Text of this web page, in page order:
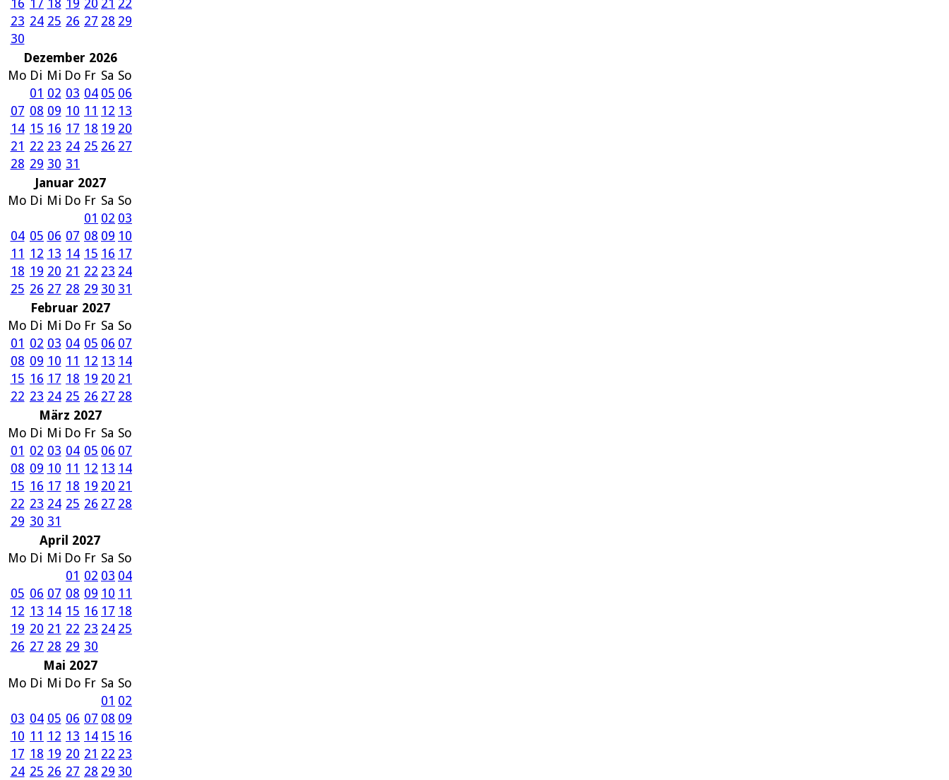
23 24 25 26 27 28 29
30
Dezember 2026
Mo Di Mi Do Fr Sa So
01 02 03 04 05 06
07 08 09 10 11 12 13
14 15 16 17 18 19 20
21 22 23 24 25 26 27
28 29 30 31
Januar 2027
Mo Di Mi Do Fr Sa So
01 02 03
04 05 06 07 08 09 10
11 12 13 14 15 16 17
18 19 20 21 22 23 24
25 26 27 28 29 30 31
Februar 2027
Mo Di Mi Do Fr Sa So
01 02 03 04 05 06 07
08 09 10 11 12 13 14
15 16 17 18 19 20 21
22 23 24 25 26 27 28
März 2027
Mo Di Mi Do Fr Sa So
01 02 03 04 05 06 07
08 09 10 11 12 13 14
15 16 17 18 19 20 21
22 23 24 25 26 27 28
29 30 31
April 2027
Mo Di Mi Do Fr Sa So
01 02 03 04
05 06 07 08 09 10 11
12 13 14 15 16 17 18
19 20 21 22 23 24 25
26 27 28 29 30
Mai 2027
Mo Di Mi Do Fr Sa So
01 02
03 04 05 06 07 08 09
10 11 12 13 14 15 16
17 18 19 20 21 22 23
24 25 26 27 28 29 30